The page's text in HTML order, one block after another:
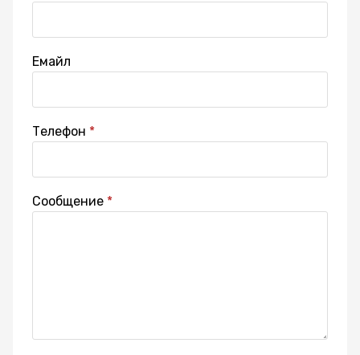
Емайл
Телефон
Сообщение